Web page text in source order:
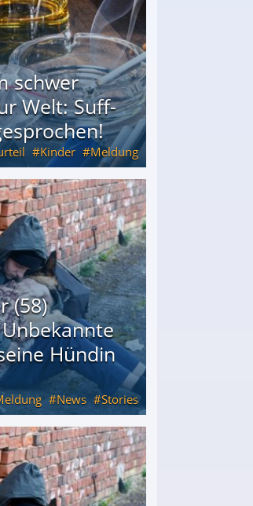
schwer
Welt: Suff-
Kinder Meldung
(58)
Hündin
News Stories
"Hanni"!